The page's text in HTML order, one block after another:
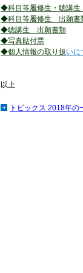
◆科目等履修生・聴講
◆科目等履修生 出願書
◆聴講生 出願書類
◆写真貼付票
◆個人情報の取り 扱いに
以上
トピックス 2018年の